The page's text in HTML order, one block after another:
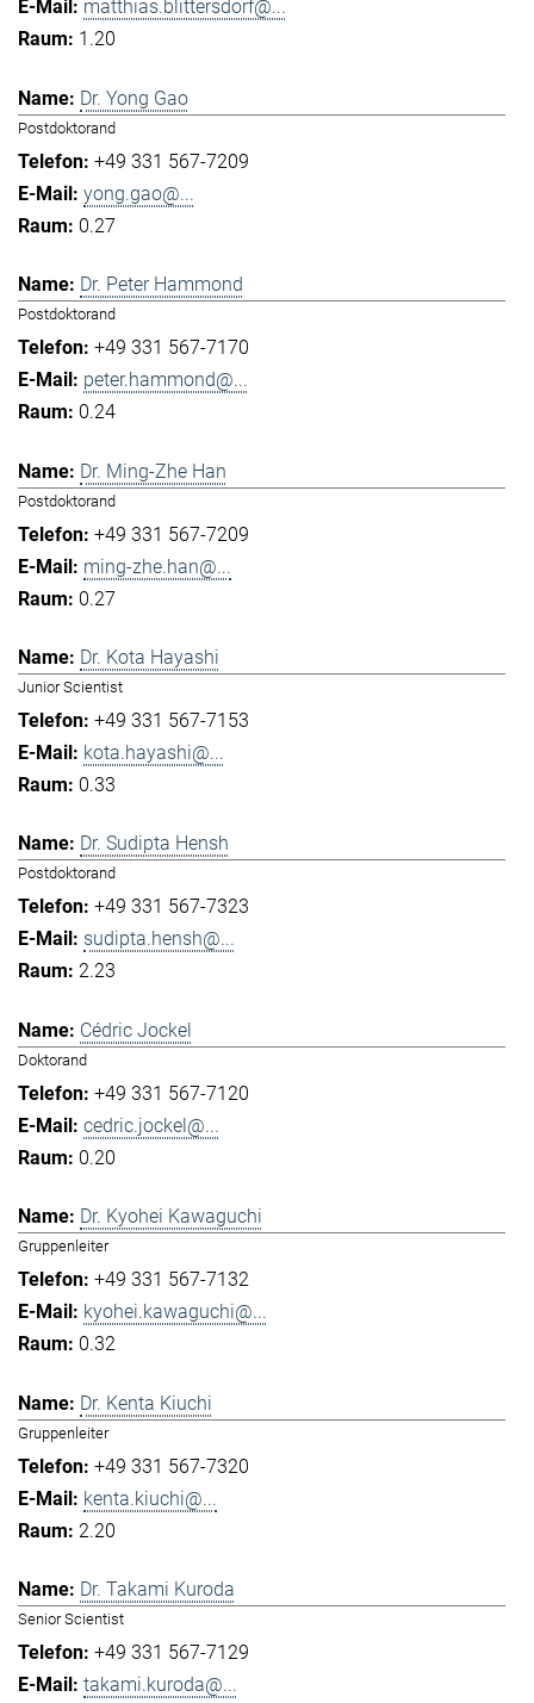
matthias.blittersdorf@...
1.20
Dr. Yong Gao
Postdoktorand
+49 331 567-7209
yong.gao@...
0.27
Dr. Peter Hammond
Postdoktorand
+49 331 567-7170
peter.hammond@...
0.24
Dr. Ming-Zhe Han
Postdoktorand
+49 331 567-7209
ming-zhe.han@...
0.27
Dr. Kota Hayashi
Junior Scientist
+49 331 567-7153
kota.hayashi@...
0.33
Dr. Sudipta Hensh
Postdoktorand
+49 331 567-7323
sudipta.hensh@...
2.23
Cédric Jockel
Doktorand
+49 331 567-7120
cedric.jockel@...
0.20
Dr. Kyohei Kawaguchi
Gruppenleiter
+49 331 567-7132
kyohei.kawaguchi@...
0.32
Dr. Kenta Kiuchi
Gruppenleiter
+49 331 567-7320
kenta.kiuchi@...
2.20
Dr. Takami Kuroda
Senior Scientist
+49 331 567-7129
takami.kuroda@...